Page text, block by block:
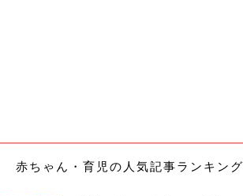
赤ちゃん・育児の人気記事ランキング